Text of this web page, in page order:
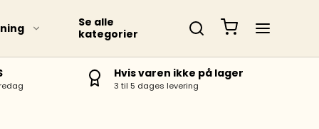
Se alle
kategorier
Hvis varen ikke på lager
3 til 5 dages levering